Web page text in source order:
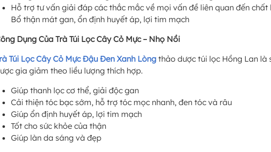
Hỗ trợ tư vấn giải đáp các thắc mắc về mọi vấn đề liên quan đến
Bổ thận mát gan, ổn định huyết áp, lợi tim mạch
Dụng Của Trà Túi Lọc Cây Cỏ Mực – Nhọ Nồi
Túi Lọc Cây Cỏ Mực Đậu Đen Xanh Lòng thảo dược túi lọc Hồng Lan là
gia giảm theo liều lượng thích hợp.
Giúp thanh lọc cơ thể, giải độc gan
Cải thiện tóc bạc sớm, hỗ trợ tóc mọc nhanh, đen tóc và râu
Giúp ổn định huyết áp, lợi tim mạch
Tốt cho sức khỏe của thận
Giúp làn da sáng và đẹp